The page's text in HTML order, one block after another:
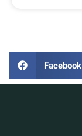
Facebook